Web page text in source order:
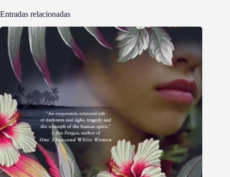
Entradas relacionadas